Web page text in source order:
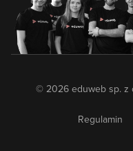
© 2026 eduweb sp. z
Regulamin